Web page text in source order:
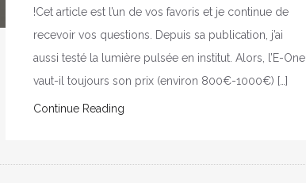
!Cet article est l’un de vos favoris et je continue de
recevoir vos questions. Depuis sa publication, j’ai
aussi testé la lumière pulsée en institut. Alors, l’E-One
vaut-il toujours son prix (environ 800€-1000€) […]
Continue Reading